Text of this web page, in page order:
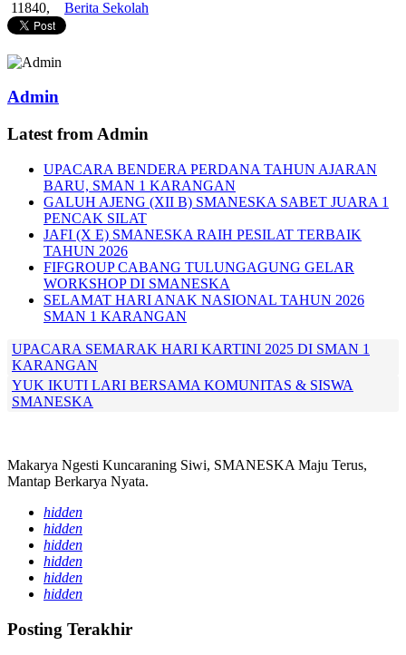
11840, Berita Sekolah
Admin
Latest from Admin
UPACARA BENDERA PERDANA TAHUN AJARAN
BARU, SMAN 1 KARANGAN
GALUH AJENG (XII B) SMANESKA SABET JUARA 1
PENCAK SILAT
JAFI (X E) SMANESKA RAIH PESILAT TERBAIK
TAHUN 2026
FIFGROUP CABANG TULUNGAGUNG GELAR
WORKSHOP DI SMANESKA
SELAMAT HARI ANAK NASIONAL TAHUN 2026
SMAN 1 KARANGAN
UPACARA SEMARAK HARI KARTINI 2025 DI SMAN 1
KARANGAN
YUK IKUTI LARI BERSAMA KOMUNITAS & SISWA
SMANESKA
Makarya Ngesti Kuncaraning Siwi, SMANESKA Maju Terus,
Mantap Berkarya Nyata.
hidden
hidden
hidden
hidden
hidden
hidden
Posting Terakhir